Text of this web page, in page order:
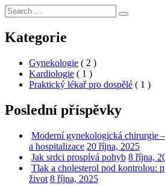
Search
for:
Search
Kategorie
Gynekologie ( 2 )
Kardiologie ( 1 )
Praktický lékař pro dospělé ( 1 )
Poslední příspěvky
Moderní gynekologická chirurgie
a hospitalizace 20 října, 2025
Jak srdci prospívá pohyb 8 října,
Tlak a cholesterol pod kontrolou:
život 8 října, 2025